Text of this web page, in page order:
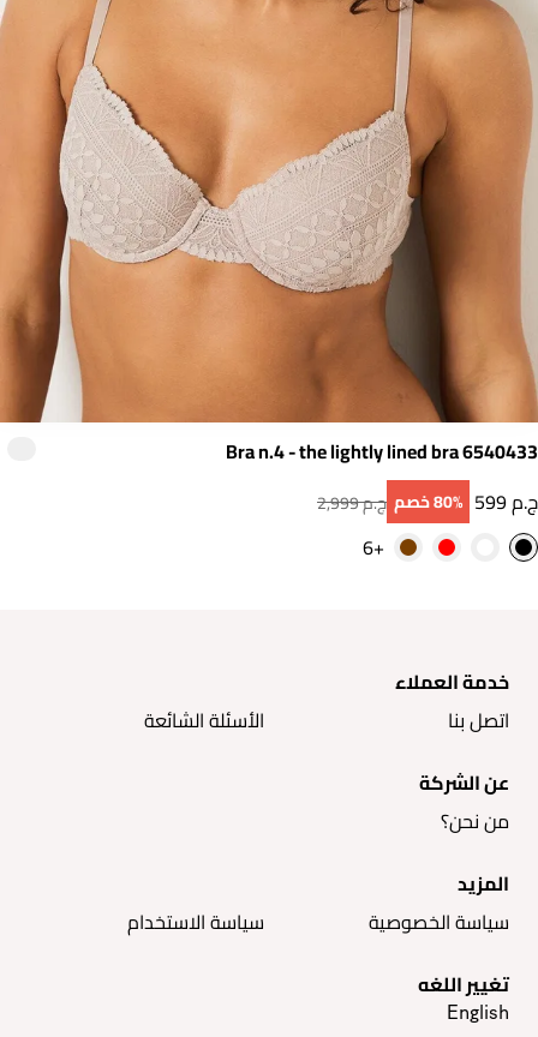
Bra n.4 - the lightly lined bra 6540433
599 ج.م
2,999 ج.م 80‎%‎ خصم
+6
خدمة العملاء
اتصل بنا
الأسئلة الشائعة
عن الشركة
من نحن؟
المزيد
سياسة الخصوصية
سياسة الاستخدام
تغيير اللغه
English